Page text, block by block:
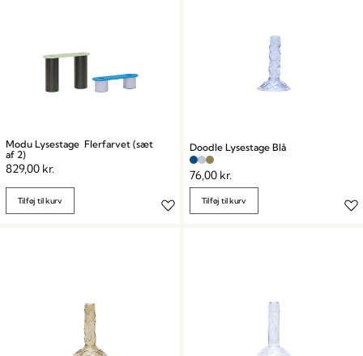
Modu Lysestage Flerfarvet (sæt
af 2)
829,00 kr.
Tilføj til kurv
Doodle Lysestage Blå
76,00 kr.
Tilføj til kurv